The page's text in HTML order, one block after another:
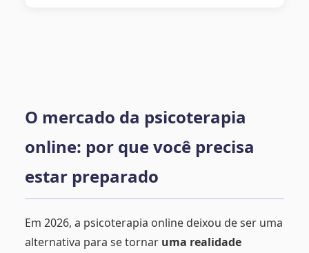
O mercado da psicoterapia
online: por que você precisa
estar preparado
Em 2026, a psicoterapia online deixou de ser uma
alternativa para se tornar uma realidade